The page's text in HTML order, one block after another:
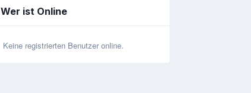
Wer ist Online
Keine registrierten Benutzer online.